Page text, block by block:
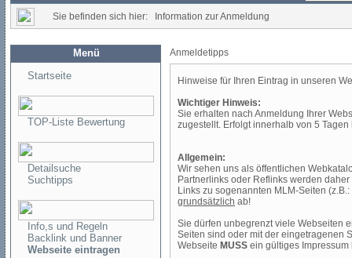
Sie befinden sich hier: Information zur Anmeldung
Menü
Startseite
TOP-Liste Bewertung
Detailsuche
Suchtipps
Info,s und Regeln
Backlink und Banner
Webseite eintragen
Anmeldetipps
Hinweise für Ihren Eintrag in unseren
Wichtiger Hinweis:
Sie erhalten nach Anmeldung Ihrer
zugestellt. Erfolgt innerhalb von 5
Allgemein:
Wir sehen uns als öffentlichen
Partnerlinks oder Reflinks werden
Links zu sogenannten MLM-Seiten
grundsätzlich ab!
Sie dürfen unbegrenzt viele Webseiten
Seiten sind oder mit der eingetragenen
Webseite MUSS ein gültiges Impressum